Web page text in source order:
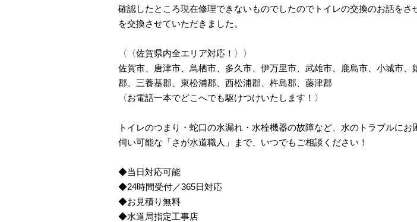
確認したところ現在修理できないものでしたのでトイレの交換のお話をさ
を交換させていただきました。
〈〈佐賀県内全エリア対応！〉〉
佐賀市、唐津市、鳥栖市、多久市、伊万里市、武雄市、鹿島市、小城市、
郡、三養基郡、東松浦郡、西松浦郡、杵島郡、藤津郡
〈お電話一本でどこへでも駆けつけいたします！〉
トイレのつまり・蛇口の水漏れ・水栓機器の故障など、水のトラブルにお
伺い可能な「さが水道職人」まで、いつでもご相談ください！
◆当日対応可能
◆24時間受付／365日対応
◆お見積り無料
◆水道局指定工事店